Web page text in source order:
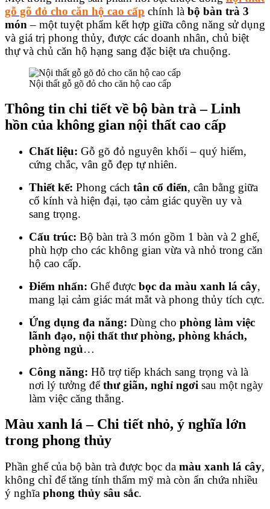
gỗ gõ đỏ cho căn hộ cao cấp chính là bộ bàn trà 3
món– một tuyệt phẩm kết hợp giữa công năng sử dụng
và giá trị phong thủy, được các doanh nhân, chủ biệt
thự và chủ căn hộ hạng sang đặc biệt ưa chuộng.
Nội thất gỗ gõ đỏ cho căn hộ cao cấp
Thông tin chi tiết về bộ bàn trà – Linh
hồn của không gian nội thất cao cấp
Chất liệu: Gỗ gõ đỏ nguyên khối – quý hiếm,
cứng chắc, vân gỗ đẹp tự nhiên.
Thiết kế: Phong cách tân cổ điển, cân bằng giữa
cổ kính và hiện đại, tạo cảm giác quyền uy và
sang trọng.
Cấu trúc: Bộ bàn trà 3 món gồm 1 bàn và 2 ghế,
phù hợp cho các không gian vừa và nhỏ trong căn
hộ cao cấp.
Điểm nhấn: Ghế được bọc da màu xanh lá cây,
mang lại cảm giác mát mắt và phong thủy tích cực.
Ứng dụng đa năng: Dùng cho phòng làm việc
lãnh đạo, nội thất thư phòng, phòng khách,
phòng ngủ…
Công năng: Hỗ trợ tiếp khách sang trọng và là
nơi lý tưởng đểthư giãn, nghỉ ngơi sau một ngày
làm việc căng thẳng.
Màu xanh lá – Chi tiết nhỏ, ý nghĩa lớn
trong phong thủy
Phần ghế của bộ bàn trà được bọc da màu xanh lá cây,
không chỉ để tăng tính thẩm mỹ mà còn ẩn chứa nhiều
ý nghĩa phong thủy sâu sắc.